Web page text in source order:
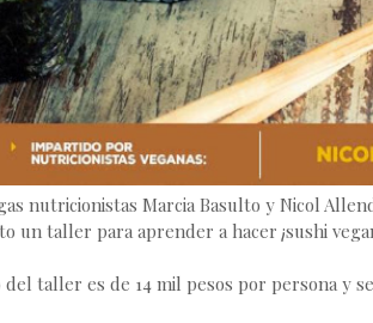
nutricionistas Marcia Basulto y Nicol
un taller para aprender a hacer ¡sushi
del taller es de 14 mil pesos por persona y